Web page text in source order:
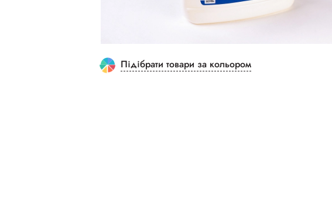
Підібрати товари за кольором